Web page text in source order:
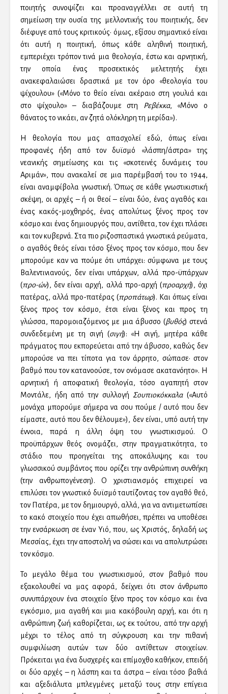
ποιητής συνοψίζει και προαναγγέλλει σε αυτή τη
σημείωση την ουσία της μελλοντικής του ποιητικής, δεν
διέφυγε από τους κριτικούς· όμως, εξίσου σημαντικό είναι
ότι αυτή η ποιητική, όπως κάθε αληθινή ποιητική,
εμπεριέχει τρόπον τινά μια θεολογία, έστω και αρνητική,
την οποία ένας προσεκτικός μελετητής έχει
ανακεφαλαιώσει δραστικά με τον όρο «θεολογία του
ψίχουλου» («Μόνο το θείο είναι ακέραιο στη γουλιά και
στο ψίχουλο» – διαβάζουμε στη Ρεβέκκα, «Μόνο ο
θάνατος το νικάει, αν ζητά ολόκληρη τη μερίδα»).
Η θεολογία που μας απασχολεί εδώ, όπως είναι
προφανές ήδη από τον δυϊσμό «λάσπη/άστρα» της
νεανικής σημείωσης και τις «σκοτεινές δυνάμεις του
Αριμάν», που ανακαλεί σε μια παρέμβασή του το 1944,
είναι αναμφίβολα γνωστική. Όπως σε κάθε γνωστικιστική
σκέψη, οι αρχές – ή οι θεοί – είναι δύο, ένας αγαθός και
ένας κακός-μοχθηρός, ένας απολύτως ξένος προς τον
κόσμο και ένας δημιουργός που, αντίθετα, τον έχει πλάσει
και τον κυβερνά. Στα πιο ριζοσπαστικά γνωστικά ρεύματα,
ο αγαθός θεός είναι τόσο ξένος προς τον κόσμο, που δεν
μπορούμε καν να πούμε ότι υπάρχει: σύμφωνα με τους
Βαλεντινιανούς, δεν είναι υπάρχων, αλλά προ-ϋπάρχων
(προ-ών), δεν είναι αρχή, αλλά προ-αρχή (προαρχή), όχι
πατέρας, αλλά προ-πατέρας (προπάτωρ). Και όπως είναι
ξένος προς τον κόσμο, έτσι είναι ξένος και προς τη
γλώσσα, παρομοιαζόμενος με μια άβυσσο (βυθός) στενά
συνδεδεμένη με τη σιγή (σιγή): «Η σιγή, μητέρα κάθε
πράγματος που εκπορεύεται από την άβυσσο, καθώς δεν
μπορούσε να πει τίποτα για τον άρρητο, σώπασε· στον
βαθμό που τον κατανοούσε, τον ονόμασε ακατανόητο». Η
αρνητική ή αποφατική θεολογία, τόσο αγαπητή στον
Μοντάλε, ήδη από την συλλογή Σουπιοκόκκαλα(«Αυτό
μονάχα μπορούμε σήμερα να σου πούμε / αυτό που δεν
είμαστε, αυτό που δεν θέλουμε»), δεν είναι, υπό αυτή την
έννοια, παρά η άλλη όψη του γνωστικισμού. Ο
προϋπάρχων θεός ονομάζει, στην πραγματικότητα, το
στάδιο που προηγείται της αποκάλυψης και του
γλωσσικού συμβάντος που ορίζει την ανθρώπινη συνθήκη
(την ανθρωπογένεση). Ο χριστιανισμός επιχειρεί να
επιλύσει τον γνωστικό δυϊσμό ταυτίζοντας τον αγαθό θεό,
τον Πατέρα, με τον δημιουργό, αλλά, για να αντιμετωπίσει
το κακό στοιχείο που έχει απωθήσει, πρέπει να υποθέσει
την ενσάρκωση σε έναν Υιό, που, ως Χριστός, δηλαδή ως
Μεσσίας, έχει την αποστολή να σώσει και να απολυτρώσει
τον κόσμο.
Το μεγάλο θέμα του γνωστικισμού, στον βαθμό που
εξακολουθεί να μας αφορά, δείχνει ότι στον άνθρωπο
συνυπάρχουν ένα στοιχείο ξένο προς τον κόσμο και ένα
εγκόσμιο, μια αγαθή και μια κακόβουλη αρχή, και ότι η
ανθρώπινη ζωή καθορίζεται, ως εκ τούτου, από την αρχή
μέχρι το τέλος από τη σύγκρουση και την πιθανή
συμφιλίωση αυτών των δύο αντίθετων στοιχείων.
Πρόκειται για ένα δυσχερές και επίμοχθο καθήκον, επειδή
οι δύο αρχές – η λάσπη και τα άστρα – είναι τόσο βαθιά
και αξεδιάλυτα μπλεγμένες μεταξύ τους στην επίγεια